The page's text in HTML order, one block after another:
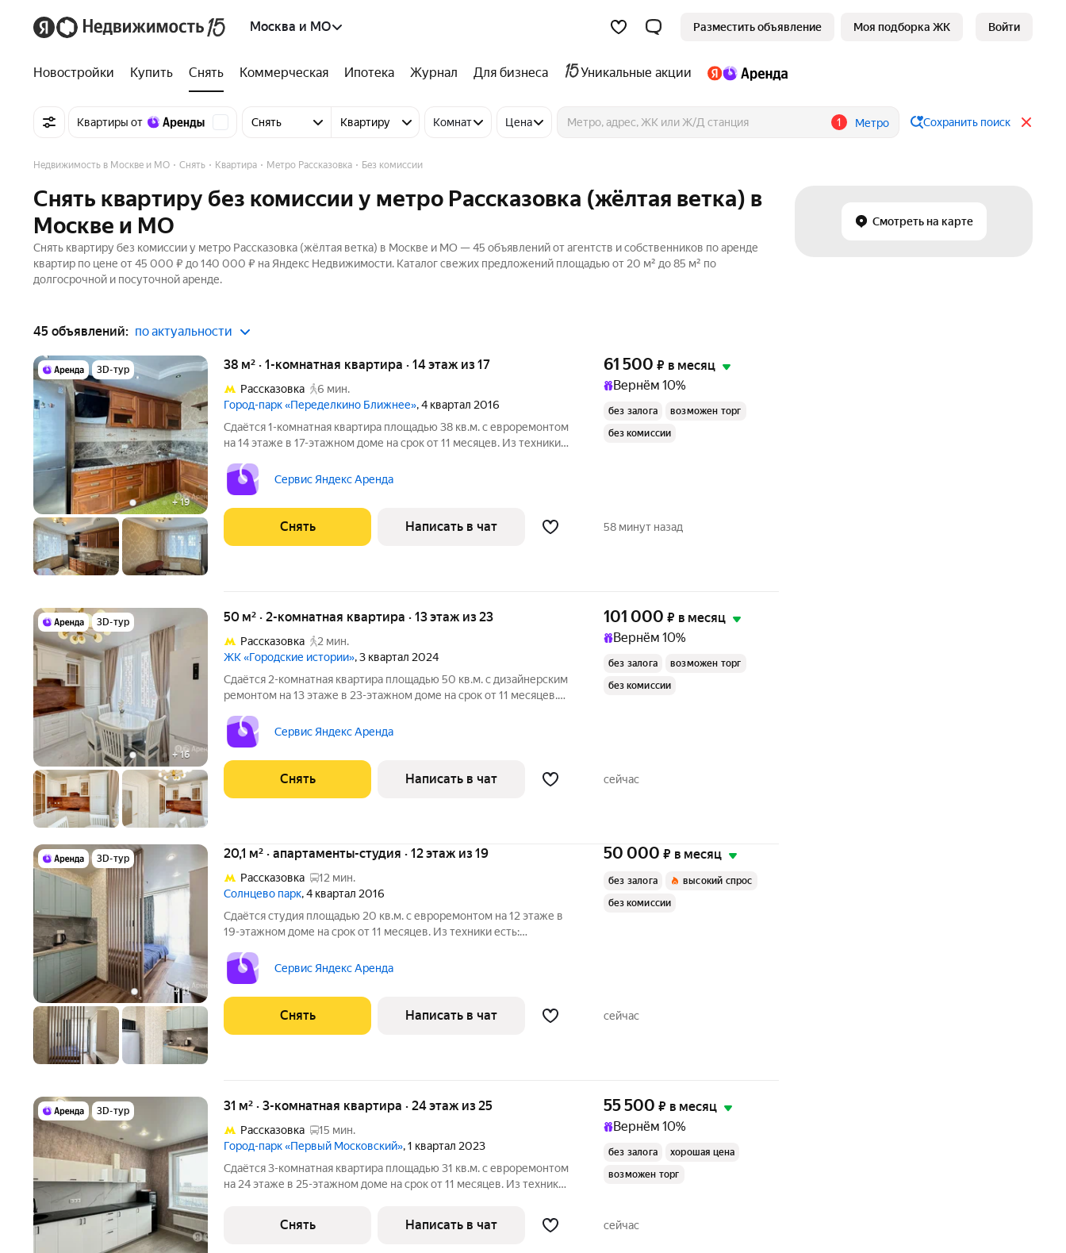
Москва и МО Разместить объявление Моя подборка ЖК Войти
Новостройки Купить Снять Коммерческая Ипотека Журнал Для бизнеса Уникальные акции
Квартиры от Снять Квартиру Комнат Цена 1 Метро Сохранить поиск
Смотреть на карте
Недвижимость в Москве и МО Снять Квартира Метро Рассказовка Без комиссии
Снять квартиру без комиссии у метро Рассказовка (жёлтая ветка) в
Москве и МО
Снять квартиру без комиссии у метро Рассказовка (жёлтая ветка) в Москве и МО — 45 объявлений от агентств и собственников по аренде
квартир по цене от 45 000 ₽ до 140 000 ₽ на Яндекс Недвижимости. Каталог свежих предложений площадью от 20 м² до 85 м² по
долгосрочной и посуточной аренде.
45 объявлений: по актуальности
3D-тур
+19
38 м² · 1-комнатная квартира · 14 этаж из 17
Рассказовка
6 мин.
Город-парк «Переделкино Ближнее», 4 квартал 2016
Сдаётся 1-комнатная квартира площадью 38 кв.м. с евроремонтом
на 14 этаже в 17-этажном доме на срок от 11 месяцев. Из техники
Кондиционер Дом - панельный, окна выходят во двор. В подъезде
2
Сервис Яндекс Аренда
61 500 ₽ в месяц
Вернём 10%
без залога
возможен торг
без комиссии
Снять Написать в чат 58 минут назад
3D-тур
+16
50 м² · 2-комнатная квартира · 13 этаж из 23
Рассказовка
2 мин.
ЖК «Городские истории», 3 квартал 2024
Сдаётся 2-комнатная квартира площадью 50 кв.м. с дизайнерским
ремонтом на 13 этаже в 23-этажном доме на срок от 11 месяцев.
Бойлер Дом - монолитный, окна выходят на улицу. Есть консьерж.
Сервис Яндекс Аренда
101 000 ₽ в месяц
Вернём 10%
без залога
возможен торг
без комиссии
Снять Написать в чат сейчас
3D-тур
+11
20,1 м² · апартаменты-студия · 12 этаж из 19
Рассказовка
12 мин.
Солнцево парк, 4 квартал 2016
Сдаётся студия площадью 20 кв.м. с евроремонтом на 12 этаже в
19-этажном доме на срок от 11 месяцев. Из техники есть:
- панельный, окна выходят на улицу. Есть консьерж. В подъезде 2
лифта
Сервис Яндекс Аренда
50 000 ₽ в месяц
без залога
высокий спрос
без комиссии
Снять Написать в чат сейчас
3D-тур 31 м² · 3-комнатная квартира · 24 этаж из 25
Рассказовка
15 мин.
Город-парк «Первый Московский», 1 квартал 2023
Сдаётся 3-комнатная квартира площадью 31 кв.м. с евроремонтом
на 24 этаже в 25-этажном доме на срок от 11 месяцев. Из техники
55 500 ₽ в месяц
Вернём 10%
без залога
хорошая цена
возможен торг
Снять Написать в чат сейчас